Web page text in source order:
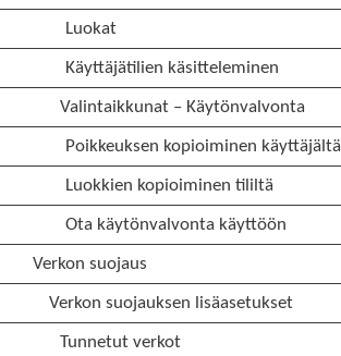
Luokat
Käyttäjätilien käsitteleminen
Valintaikkunat – Käytönvalvonta
Poikkeuksen kopioiminen käyttäjältä
Luokkien kopioiminen tililtä
Ota käytönvalvonta käyttöön
Verkon suojaus
Verkon suojauksen lisäasetukset
Tunnetut verkot